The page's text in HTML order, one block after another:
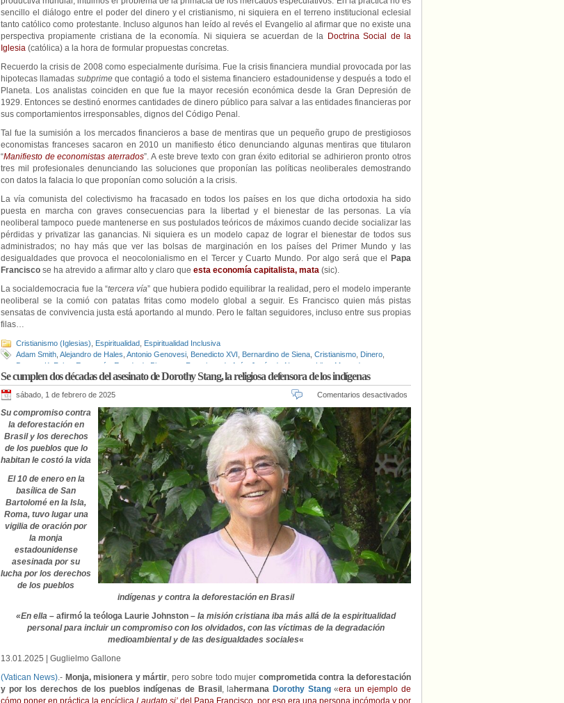
sencillo el diálogo entre el poder del dinero y el cristianismo, ni siquiera en el terreno institucional eclesial
tanto católico como protestante. Incluso algunos han leído al revés el Evangelio al afirmar que no existe una
perspectiva propiamente cristiana de la economía. Ni siquiera se acuerdan de la Doctrina Social de la
Iglesia (católica) a la hora de formular propuestas concretas.
Recuerdo la crisis de 2008 como especialmente durísima. Fue la crisis financiera mundial provocada por las
hipotecas llamadas subprime que contagió a todo el sistema financiero estadounidense y después a todo el
Planeta. Los analistas coinciden en que fue la mayor recesión económica desde la Gran Depresión de
1929. Entonces se destinó enormes cantidades de dinero público para salvar a las entidades financieras por
sus comportamientos irresponsables, dignos del Código Penal.
Tal fue la sumisión a los mercados financieros a base de mentiras que un pequeño grupo de prestigiosos
economistas franceses sacaron en 2010 un manifiesto ético denunciando algunas mentiras que titularon
“Manifiesto de economistas aterrados”. A este breve texto con gran éxito editorial se adhirieron pronto otros
tres mil profesionales denunciando las soluciones que proponían las políticas neoliberales demostrando
con datos la falacia lo que proponían como solución a la crisis.
La vía comunista del colectivismo ha fracasado en todos los países en los que dicha ortodoxia ha sido
puesta en marcha con graves consecuencias para la libertad y el bienestar de las personas. La vía
neoliberal tampoco puede mantenerse en sus postulados teóricos de máximos cuando decide socializar las
pérdidas y privatizar las ganancias. Ni siquiera es un modelo capaz de lograr el bienestar de todos sus
administrados; no hay más que ver las bolsas de marginación en los países del Primer Mundo y las
desigualdades que provoca el neocolonialismo en el Tercer y Cuarto Mundo. Por algo será que el
Papa
Francisco se ha atrevido a afirmar alto y claro que esta economía capitalista, mata (sic).
La socialdemocracia fue la “tercera vía” que hubiera podido equilibrar la realidad, pero el modelo imperante
neoliberal se la comió con patatas fritas como modelo global a seguir. Es Francisco quien más pistas
sensatas de convivencia justa está aportando al mundo. Pero le faltan seguidores, incluso entre sus propias
filas…
Cristianismo (Iglesias) Espiritualidad Espiritualidad Inclusiva
Adam Smith Alejandro de Hales Antonio Genovesi Benedicto XVI Bernardino de Siena Cristianismo Dinero
Duncan K. Foley
Economía Estado de Bienestar Francisco de Asís Jesús de Nazaret Libre Mercado
Neoliberalismo,Papa Francisco,San Buenaventura
Se cumplen dos décadas del asesinato de Dorothy Stang, la religiosa defensora de los indígenas
sábado, 1 de febrero de 2025 Comentarios desactivados
Su compromiso contra
la deforestación en
Brasil y los derechos
de los pueblos que lo
habitan le costó la vida
El 10 de enero en la
basílica de San
Bartolomé en la Isla,
Roma, tuvo lugar una
vigilia de oración por
la monja
estadounidense
asesinada por su
lucha por los derechos
de los pueblos
indígenas y contra la deforestación en Brasil
«En ella – afirmó la teóloga Laurie Johnston – la misión cristiana iba más allá de la espiritualidad
personal para incluir un compromiso con los olvidados, con las víctimas de la degradación
medioambiental y de las desigualdades sociales«
13.01.2025 | Guglielmo Gallone
(Vatican News).- Monja, misionera y mártir, pero sobre todo mujer comprometida contra la deforestación
y por los derechos de los pueblos indígenas de Brasil , lahermana Dorothy Stang«era un ejemplo de
cómo poner en práctica la encíclica Laudato si’ del Papa Francisco, por eso era una persona incómoda y por